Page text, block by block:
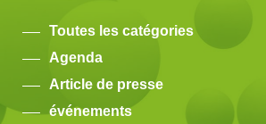
Toutes les catégories
Agenda
Article de presse
événements